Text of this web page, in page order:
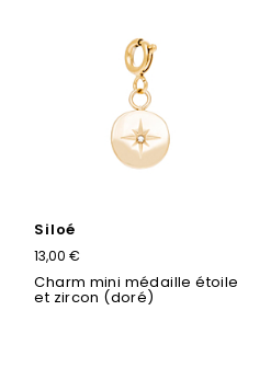
Siloé
13,00 €
Charm mini médaille étoile
et zircon (doré)